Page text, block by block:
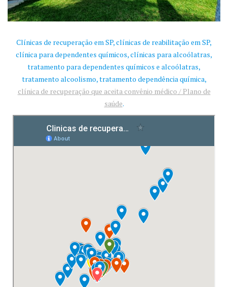
Clínicas de recuperação em SP, clínicas de reabilitação em SP,
clínica para dependentes químicos, clínicas para alcoólatras,
tratamento para dependentes químicos e alcoólatras,
tratamento alcoolismo, tratamento dependência química,
clínica de recuperação que aceita convênio médico / Plano de
saúde.